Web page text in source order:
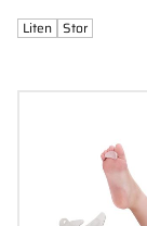
Liten Stor